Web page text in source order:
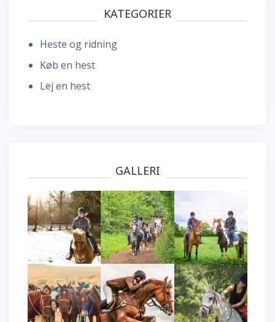
KATEGORIER
Heste og ridning
Køb en hest
Lej en hest
GALLERI